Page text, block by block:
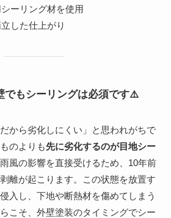
ーリング材を使用
した仕上がり
もシーリングは必須です⚠️
から劣化しにくい」と思われがちで
のよりも先に劣化するのが目地シー
風の影響を直接受けるため、10年前
離が起こります。この状態を放置す
入し、下地や断熱材を傷めてしまう
こそ、外壁塗装のタイミングでシー